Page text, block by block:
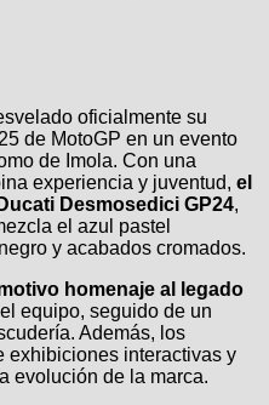
oficialmente su
de MotoGP en un evento
de Imola. Con una
experiencia y juventud, el
Desmosedici GP24,
el azul pastel
y acabados cromados.
homenaje al legado
equipo, seguido de un
Además, los
exhibiciones interactivas y
evolución de la marca.